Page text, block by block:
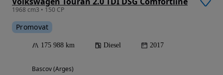
1968 cm3 • 150 CP
Promovat
175 988 km Diesel 2017
Bascov (Arges)